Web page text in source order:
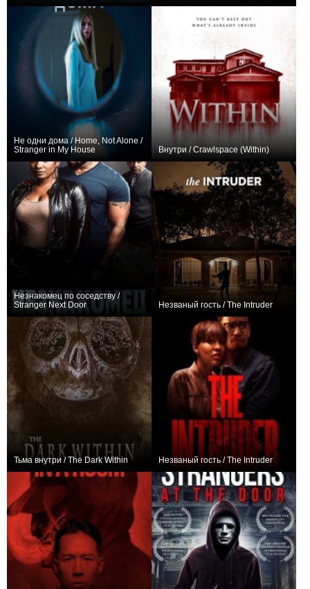
Не одни дома / Home, Not Alone /
Stranger in My House
Внутри / Crawlspace (Within)
Незнакомец по соседству /
Stranger Next Door
Незваный гость / The Intruder
Тьма внутри / The Dark Within Незваный гость / The Intruder